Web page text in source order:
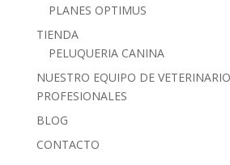
PLANES OPTIMUS
TIENDA
PELUQUERIA CANINA
NUESTRO EQUIPO DE
PROFESIONALES
BLOG
CONTACTO